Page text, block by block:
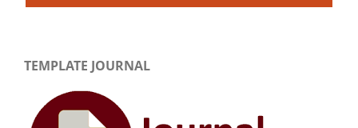
TEMPLATE JOURNAL